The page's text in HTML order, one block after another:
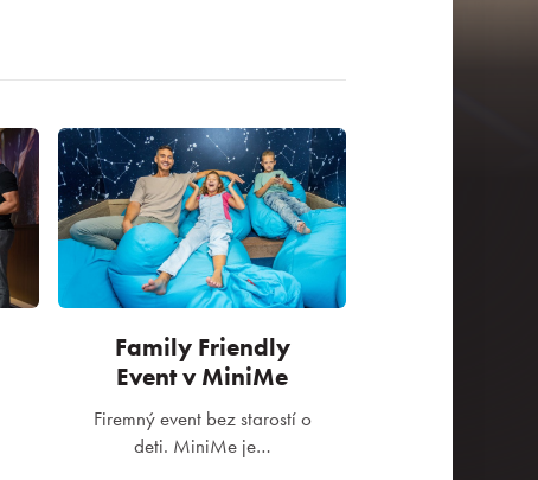
Family Friendly
Event v MiniMe
Firemný event bez starostí o
deti. MiniMe je…